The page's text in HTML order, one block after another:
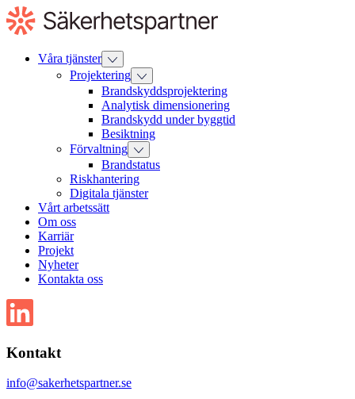
Till
innehåll
Våra tjänster
Projektering
Brandskyddsprojektering
Analytisk dimensionering
Brandskydd under byggtid
Besiktning
Förvaltning
Brandstatus
Riskhantering
Digitala tjänster
Vårt arbetssätt
Om oss
Karriär
Projekt
Nyheter
Kontakta oss
Kontakt
info@sakerhetspartner.se